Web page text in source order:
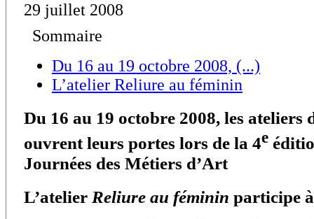
29 juillet 2008
Sommaire
Du 16 au 19 octobre 2008, (...)
L’atelier Reliure au féminin
Du 16 au 19 octobre 2008, les ateliers
ouvrent leurs portes lors de la 4e
Journées des Métiers d’Art
L’atelier Reliure au féminin participe